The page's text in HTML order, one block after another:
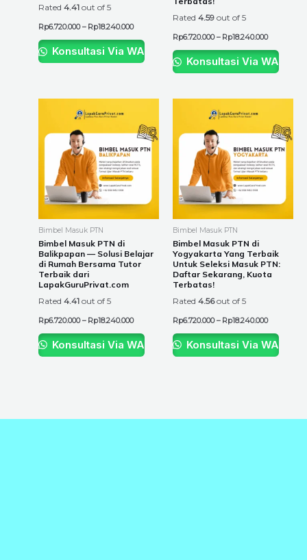
Rated 4.41 out of 5
Rp6.720.000 – Rp18.240.000
Konsultasi Via WA
Rated 4.59 out of 5
Rp6.720.000 – Rp18.240.000
Konsultasi Via WA
Bimbel Masuk PTN
Bimbel Masuk PTN di
Balikpapan — Solusi Belajar
di Rumah Bersama Tutor
Terbaik dari
LapakGuruPrivat.com
Rated 4.41 out of 5
Rp6.720.000 – Rp18.240.000
through
Rp18.240.000
has
multiple
variants.
The
on
Konsultasi Via WA
Bimbel Masuk PTN
Bimbel Masuk PTN di
Yogyakarta Yang Terbaik
Untuk Seleksi Masuk PTN:
Daftar Sekarang, Kuota
Terbatas!
Rated 4.56out of 5
Rp6.720.000 – Rp18.240.000
through
has
multiple
variants.
The
on
the
Konsultasi Via WA